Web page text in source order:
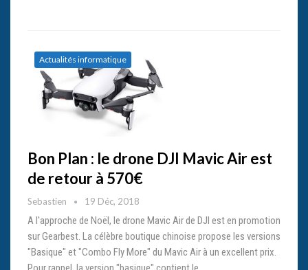
Actualités informatique
Bon Plan : le drone DJI Mavic Air est
de retour à 570€
Sebastien 19 Déc, 2018
A l'approche de Noël, le drone Mavic Air de DJI est en promotion
sur Gearbest. La célèbre boutique chinoise propose les versions
"Basique" et "Combo Fly More" du Mavic Air à un excellent prix.